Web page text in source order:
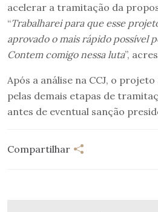
acelerar a tramitação da
“Trabalharei para que esse
aprovado o mais rápido possível
Contem comigo nessa luta”,
Após a análise na CCJ, o
pelas demais etapas de
antes de eventual sanção
Compartilhar